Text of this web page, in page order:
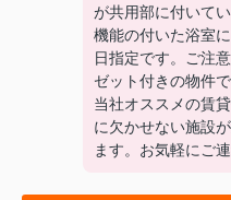
が共用部に付いて
機能の付いた浴室
日指定です。ご注
ゼット付きの物件
当社オススメの賃
に欠かせない施設
ます。お気軽にご連